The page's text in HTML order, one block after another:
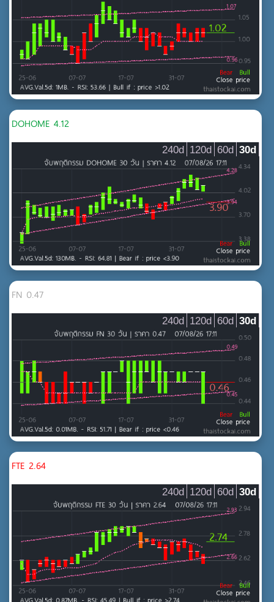
DOHOME 4.12
30d
60d
120d
240d
FN 0.47
30d
60d
120d
240d
FTE 2.64
30d
60d
120d
240d